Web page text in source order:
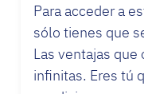
Para acceder a
sólo tienes que
Las ventajas
infinitas. Eres tú